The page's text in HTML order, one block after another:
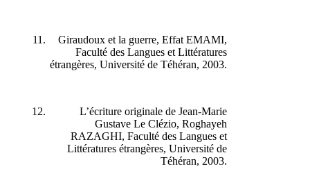
Giraudoux et la guerre, Effat EMAMI,
Faculté des Langues et Littératures
étrangères, Université de Téhéran, 2003.
L’écriture originale de Jean-Marie
Gustave Le Clézio, Roghayeh
RAZAGHI, Faculté des Langues et
Littératures étrangères, Université de
Téhéran, 2003.